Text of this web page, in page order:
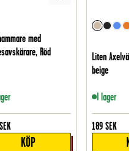
med
Röd
SEK
KÖP
Liten
beige
I lager
189 SEK